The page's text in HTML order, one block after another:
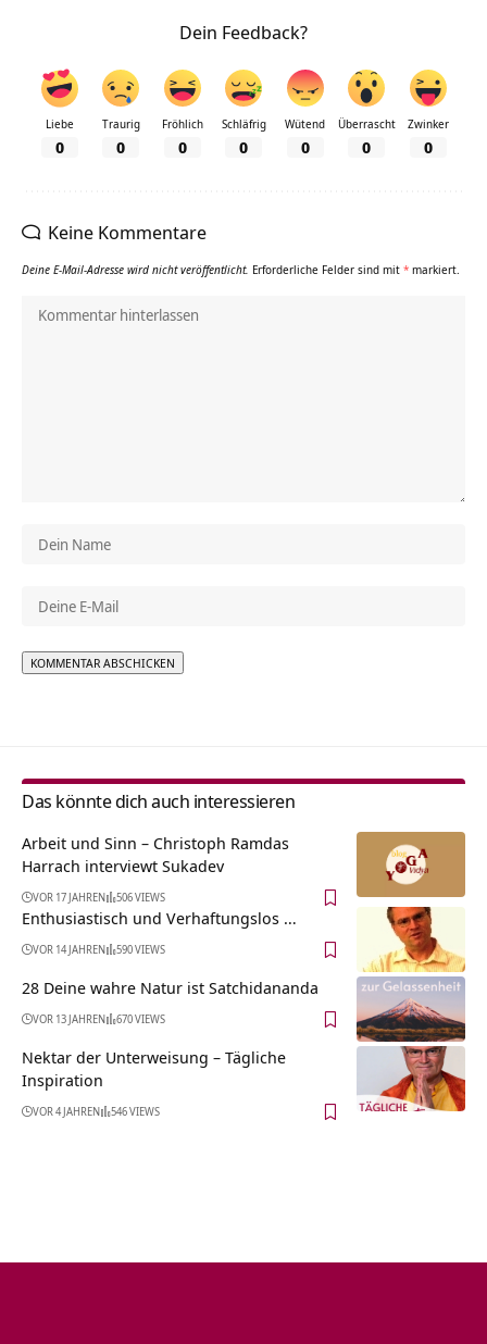
Dein Feedback?
Liebe
0
Traurig
0
Fröhlich
0
Schläfrig
0
Wütend
0
Überrascht
0
Zwinker
0
Keine Kommentare
Deine E-Mail-Adresse wird nicht veröffentlicht. Erforderliche Felder sind mit * markiert.
Das könnte dich auch interessieren
Arbeit und Sinn – Christoph Ramdas
Harrach interviewt Sukadev
VOR 17 JAHREN 506 VIEWS
Enthusiastisch und Verhaftungslos …
VOR 14 JAHREN 590 VIEWS
28 Deine wahre Natur ist Satchidananda
VOR 13 JAHREN 670 VIEWS
Nektar der Unterweisung – Tägliche
Inspiration
VOR 4 JAHREN 546 VIEWS